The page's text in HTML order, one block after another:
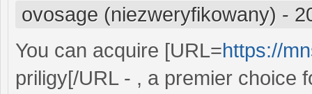
ovosage (niezweryfikowany) -
You can acquire [URL=https://
priligy[/URL - , a premier choice